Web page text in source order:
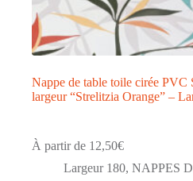
Nappe de table toile cirée PVC
largeur “Strelitzia Orange” –
À partir de 12,50€
Largeur 180, NAPPES